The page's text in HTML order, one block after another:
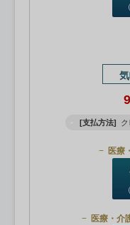
[支払方法]
医療
医療・介